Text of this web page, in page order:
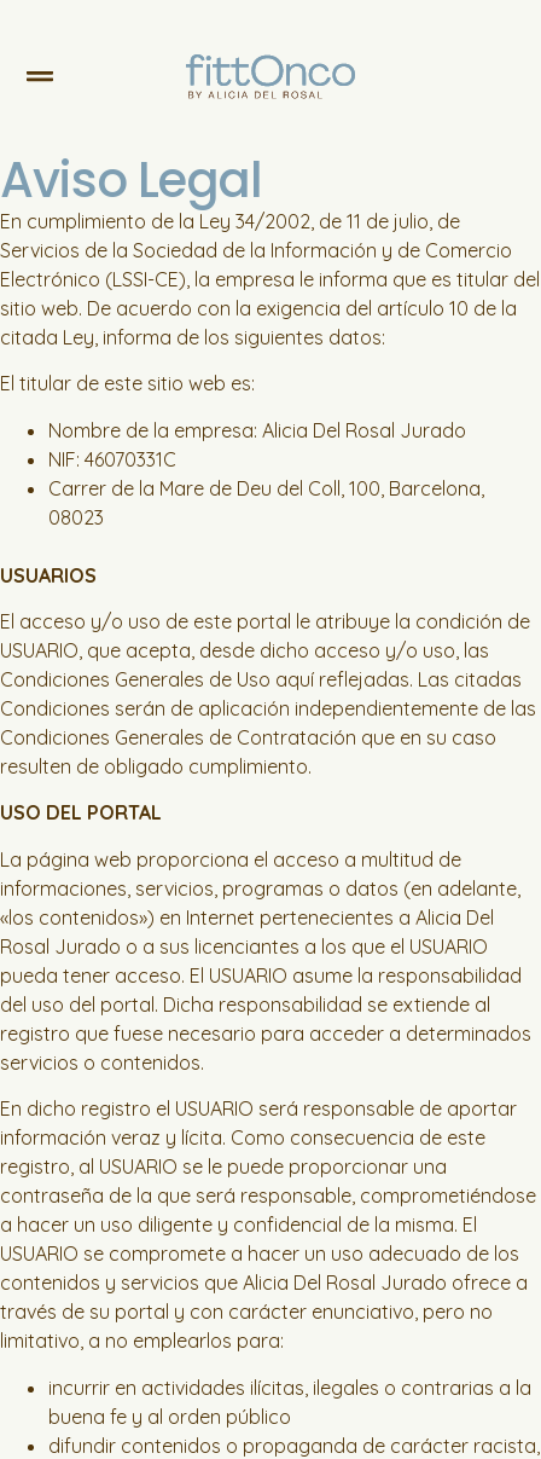
Aviso Legal
En cumplimiento de la Ley 34/2002, de 11 de julio, de
Servicios de la Sociedad de la Información y de Comercio
Electrónico (LSSI-CE), la empresa le informa que es titular del
sitio web. De acuerdo con la exigencia del artículo 10 de la
citada Ley, informa de los siguientes datos:
El titular de este sitio web es:
Nombre de la empresa: Alicia Del Rosal Jurado
NIF: 46070331C
Carrer de la Mare de Deu del Coll, 100, Barcelona,
08023
USUARIOS
El acceso y/o uso de este portal le atribuye la condición de
USUARIO, que acepta, desde dicho acceso y/o uso, las
Condiciones Generales de Uso aquí reflejadas. Las citadas
Condiciones serán de aplicación independientemente de las
Condiciones Generales de Contratación que en su caso
resulten de obligado cumplimiento.
USO DEL PORTAL
La página web proporciona el acceso a multitud de
informaciones, servicios, programas o datos (en adelante,
«los contenidos») en Internet pertenecientes a Alicia Del
Rosal Jurado o a sus licenciantes a los que el USUARIO
pueda tener acceso. El USUARIO asume la responsabilidad
del uso del portal. Dicha responsabilidad se extiende al
registro que fuese necesario para acceder a determinados
servicios o contenidos.
En dicho registro el USUARIO será responsable de aportar
información veraz y lícita. Como consecuencia de este
registro, al USUARIO se le puede proporcionar una
contraseña de la que será responsable, comprometiéndose
a hacer un uso diligente y confidencial de la misma. El
USUARIO se compromete a hacer un uso adecuado de los
contenidos y servicios que Alicia Del Rosal Jurado ofrece a
través de su portal y con carácter enunciativo, pero no
limitativo, a no emplearlos para:
incurrir en actividades ilícitas, ilegales o contrarias a la
buena fe y al orden público
difundir contenidos o propaganda de carácter racista,